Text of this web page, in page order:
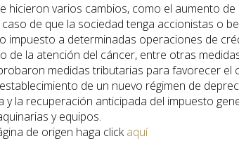
hicieron varios cambios, como el aumento
de que la sociedad tenga accionistas o
impuesto a determinadas operaciones de
de la atención del cáncer, entre otras
medidas tributarias para favorecer
de un nuevo régimen de
y la recuperación anticipada del impuesto
y equipos.
de origen haga clickaquí